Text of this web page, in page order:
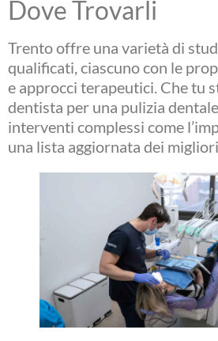
Dove Trovarli
Trento offre una varietà di
qualificati, ciascuno con le
e approcci terapeutici. Che tu
dentista per una pulizia
interventi complessi come
una lista aggiornata dei